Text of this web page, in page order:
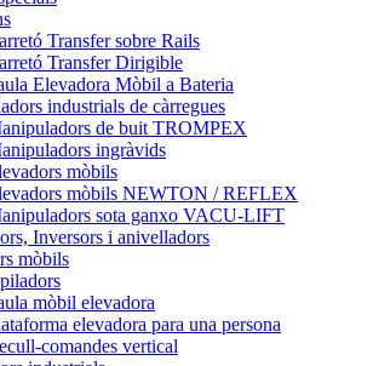
Transfer sobre Rails
Transfer Dirigible
Elevadora Mòbil a Bateria
industrials de càrregues
de buit TROMPEX
ingràvids
mòbils
mòbils NEWTON / REFLEX
sota ganxo VACU-LIFT
Inversors i anivelladors
mòbils
mòbil elevadora
elevadora para una persona
comandes vertical